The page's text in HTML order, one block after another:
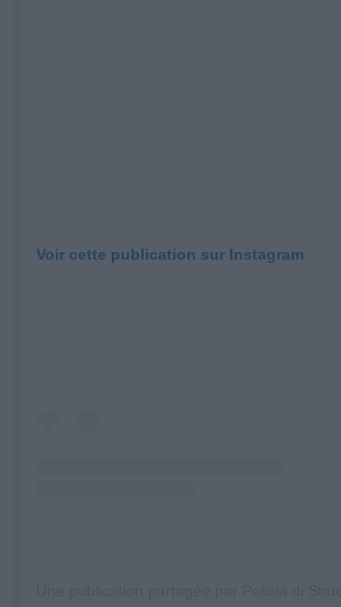
Voir cette publication sur Instagram